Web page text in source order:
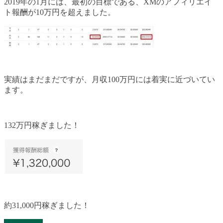
2019年の1月には、最初の目標である、XMのアフィリエイ
ト報酬が10万円を超えました。
実績はまだまだですが、月収100万円には着実に近づいてい
ます。
132万円稼ぎました！
約31,000円稼ぎました！